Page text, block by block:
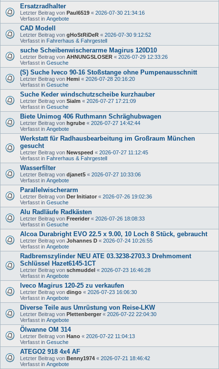
Ersatzradhalter
Letzter Beitrag von Paul6519 « 2026-07-30 21:34:16
Verfasst in Angebote
CAD Modell
Letzter Beitrag von gHoStRiDeR « 2026-07-30 9:12:52
Verfasst in Fahrerhaus & Fahrgestell
suche Scheibenwischerarme Magirus 120D10
Letzter Beitrag von AHNUNGSLOSER « 2026-07-29 12:33:26
Verfasst in Gesuche
(S) Suche Iveco 90-16 Stoßstange ohne Pumpenausschnitt
Letzter Beitrag von Hemi « 2026-07-28 20:16:20
Verfasst in Gesuche
Suche Keder windschutzscheibe kurzhauber
Letzter Beitrag von Sialm « 2026-07-27 17:21:09
Verfasst in Gesuche
Biete Unimog 406 Ruthmann Schräghubwagen
Letzter Beitrag von hgrube « 2026-07-27 14:42:44
Verfasst in Angebote
Werkstatt für Radhausbearbeitung im Großraum München
gesucht
Letzter Beitrag von Newspeed « 2026-07-27 11:12:45
Verfasst in Fahrerhaus & Fahrgestell
Wasserfilter
Letzter Beitrag von djanet5 « 2026-07-27 10:33:06
Verfasst in Angebote
Parallelwischerarm
Letzter Beitrag von Der Initiator « 2026-07-26 19:02:36
Verfasst in Gesuche
Alu Radläufe Radkästen
Letzter Beitrag von Freerider « 2026-07-26 18:08:33
Verfasst in Gesuche
Alcoa Durabright EVO 22.5 x 9.00, 10 Loch 8 Stück, gebraucht
Letzter Beitrag von Johannes D « 2026-07-24 10:26:55
Verfasst in Angebote
Radbremszylinder NEU ATE 03.3238-2703.3 Drehmoment
Schlüssel Hazet6145-1CT
Letzter Beitrag von schmuddel « 2026-07-23 16:46:28
Verfasst in Angebote
Iveco Magirus 120-25 zu verkaufen
Letzter Beitrag von dingo « 2026-07-23 16:06:30
Verfasst in Angebote
Diverse Teile aus Umrüstung von Reise-LKW
Letzter Beitrag von Plettenberger « 2026-07-22 22:04:30
Verfasst in Angebote
Ölwanne OM 314
Letzter Beitrag von Hano « 2026-07-22 11:04:13
Verfasst in Gesuche
ATEGO2 918 4x4 AF
Letzter Beitrag von Benny1974 « 2026-07-21 18:46:42
Verfasst in Angebote